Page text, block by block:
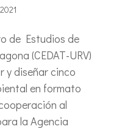
de Estudios de
(CEDAT-URV)
y diseñar cinco
en formato
al
la Agencia